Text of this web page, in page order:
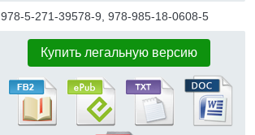
978-5-271-39578-9, 978-985-18-0608-5
Купить легальную версию